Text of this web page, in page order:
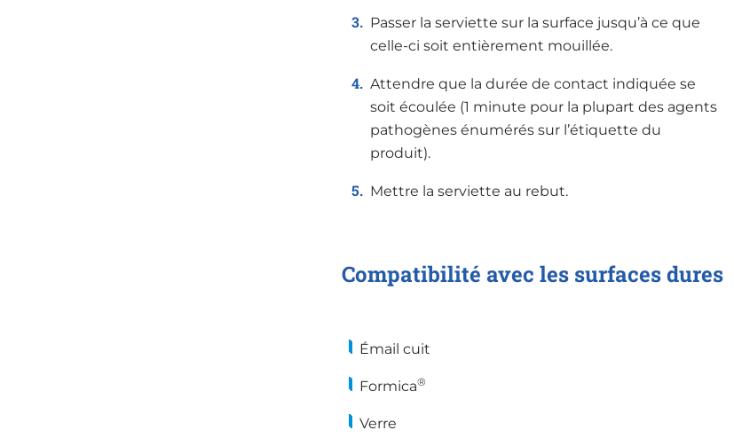
Passer la serviette sur la surface jusqu’à ce que
celle-ci soit entièrement mouillée.
Attendre que la durée de contact indiquée se
soit écoulée (1 minute pour la plupart des agents
pathogènes énumérés sur l’étiquette du
produit).
Mettre la serviette au rebut.
Compatibilité avec les surfaces dures
Émail cuit
Formica®
Verre